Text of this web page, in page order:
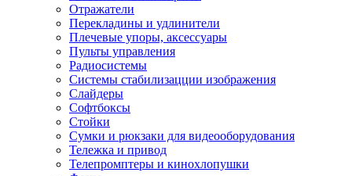
Отражатели
Перекладины и удлинители
Плечевые упоры, аксессуары
Пульты управления
Радиосистемы
Системы стабилизацции изображения
Слайдеры
Софтбоксы
Стойки
Сумки и рюкзаки для видеооборудования
Тележка и привод
Телепромптеры и кинохлопушки